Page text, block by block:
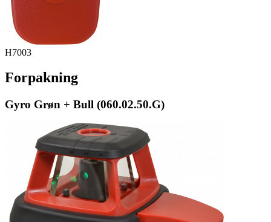
H7003
Forpakning
Gyro Grøn + Bull (060.02.50.G)